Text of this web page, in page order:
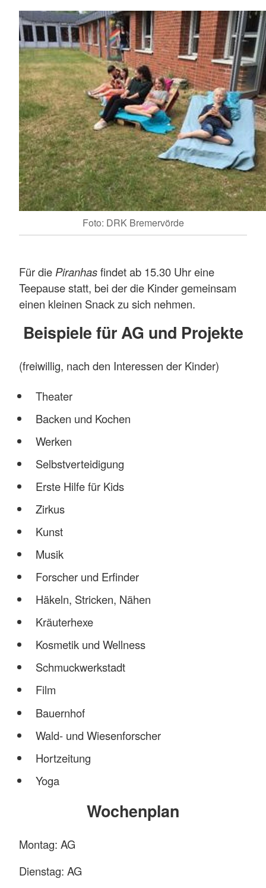
Foto: DRK Bremervörde
Für die Piranhasfindet ab 15.30 Uhr eine
Teepause statt, bei der die Kinder gemeinsam
einen kleinen Snack zu sich nehmen.
Beispiele für AG und Projekte
(freiwillig, nach den Interessen der Kinder)
Theater
Backen und Kochen
Werken
Selbstverteidigung
Erste Hilfe für Kids
Zirkus
Kunst
Musik
Forscher und Erfinder
Häkeln, Stricken, Nähen
Kräuterhexe
Kosmetik und Wellness
Schmuckwerkstadt
Film
Bauernhof
Wald- und Wiesenforscher
Hortzeitung
Yoga
Wochenplan
Montag: AG
Dienstag: AG